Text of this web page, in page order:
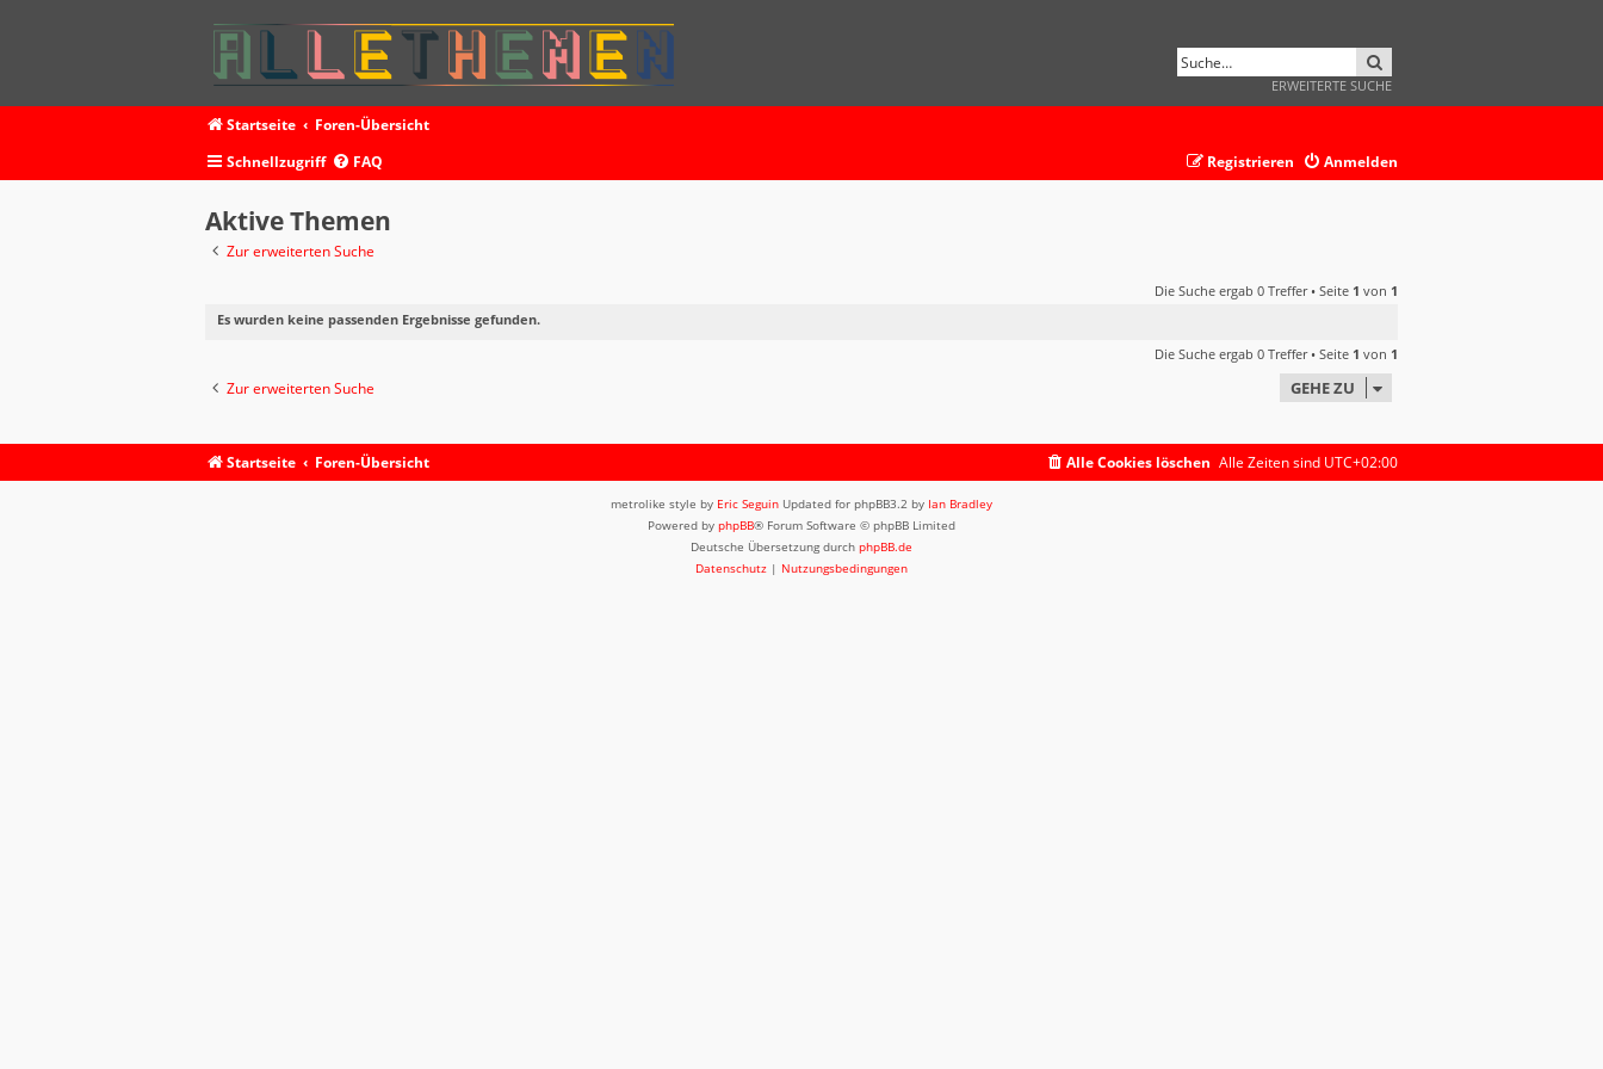
ERWEITERTE SUCHE
Startseite
Foren-Übersicht
Schnellzugriff
FAQ Anmelden
Registrieren
Aktive Themen
Zur erweiterten Suche
Die Suche ergab 0 Treffer • Seite 1 von 1
Es wurden keine passenden Ergebnisse gefunden.
Die Suche ergab 0 Treffer • Seite 1 von 1
Zur erweiterten Suche GEHE ZU
Startseite Foren-Übersicht Alle Zeiten sind UTC+02:00
Alle Cookies löschen
metrolike style by Eric Seguin Updated for phpBB3.2 by Ian Bradley
Powered by phpBB® Forum Software © phpBB Limited
Deutsche Übersetzung durch phpBB.de
Datenschutz | Nutzungsbedingungen